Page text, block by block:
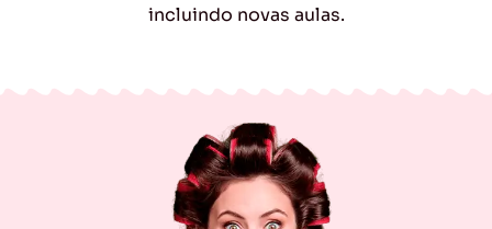
incluindo novas aulas.